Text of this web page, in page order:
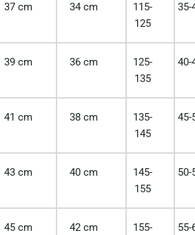
37 cm 34 cm
115-
125
35-
39 cm 36 cm
125-
135
40-
41 cm 38 cm
135-
145
45-
43 cm 40 cm
145-
155
50-
45 cm 42 cm
155-
55-